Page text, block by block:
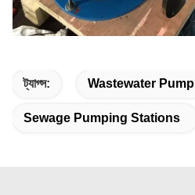
ট্যাগ্স: Wastewater Pump
Sewage Pumping Stations